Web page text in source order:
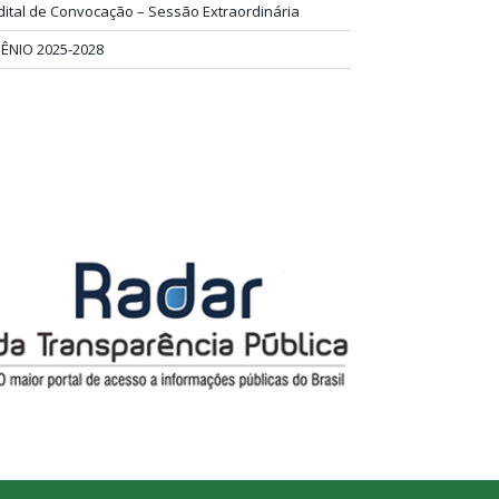
de Convocação – Sessão Extraordinária
2025-2028